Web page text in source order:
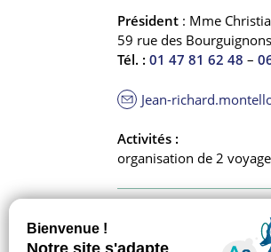
Président : Mme
59 rue des
Tél. : 01 47 81 62 48 –
Jean-
Activités :
organisation de 2
DANS LA